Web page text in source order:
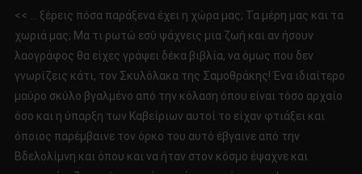
<< … ξέρεις πόσα παράξενα έχει η χώρα μας; Τα μέρη μας και τα
χωριά μας; Μα τι ρωτώ εσύ ψάχνεις μια ζωή και αν ήσουν
λαογράφος θα είχες γράψει δέκα βιβλία, να όμως που δεν
γνωρίζεις κάτι, τον Σκυλόλακα της Σαμοθράκης! Ένα ιδιαίτερο
μαύρο σκύλο βγαλμένο από την κόλαση όπου είναι τόσο αρχαίο
όσο και η ύπαρξη των Καβείριων αυτοί το είχαν φτιάξει και
όποιος παρέμβαινε τον όρκο του αυτό έβγαινε από την
Βδελολίμνη και όπου και να ήταν στον κόσμο έψαχνε και